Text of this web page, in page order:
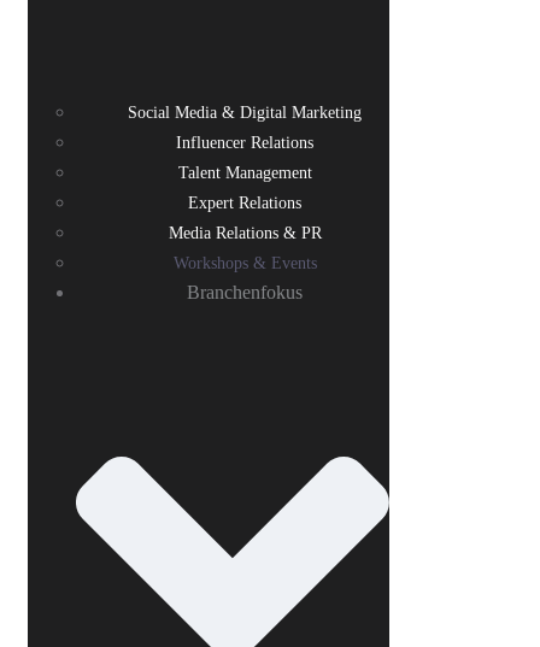
Social Media & Digital Marketing
Influencer Relations
Talent Management
Expert Relations
Media Relations & PR
Workshops & Events
Branchenfokus